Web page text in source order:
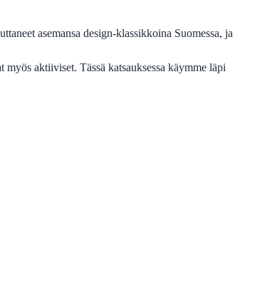
asemansa design-klassikkoina Suomessa, ja
aktiiviset. Tässä katsauksessa käymme läpi